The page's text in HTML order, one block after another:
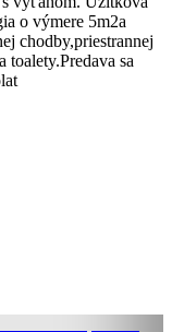
o výmere 5m2a
chodby,priestrannej
toalety.Predava sa